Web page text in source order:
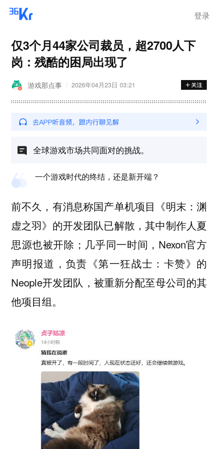
登录
仅3个月44家公司裁员，超2700人下
岗：残酷的困局出现了
游戏那点事 2026年04月23日 03:21
全球游戏市场共同面对的挑战。
一个游戏时代的终结，还是新开端？
前不久，有消息称国产单机项目《明末：渊
虚之羽》的开发团队已解散，其中制作人夏
思源也被开除；几乎同一时间，Nexon官方
声明报道，负责《第一狂战士：卡赞》的
Neople开发团队，被重新分配至母公司的其
他项目组。